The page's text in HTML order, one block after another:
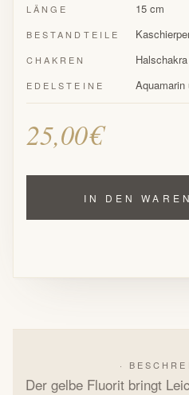
LÄNGE 15 cm
BESTANDTEILE
CHAKREN Halschakra
EDELSTEINE Aquamarin
25,00€
IN DEN
·
Der gelbe Fluorit bringt